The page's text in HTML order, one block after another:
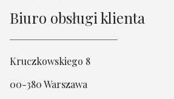
Biuro obsługi klienta
Kruczkowskiego 8
00-380 Warszawa